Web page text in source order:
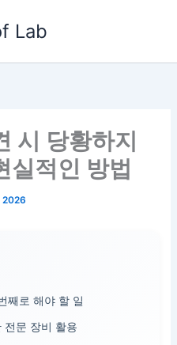
Lab
시 당황하지
실적인 방법
2026
째로 해야 할 일
전문 장비 활용